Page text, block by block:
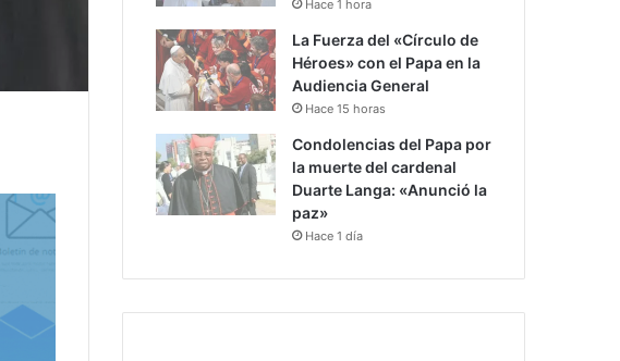
Hace 1 hora
La Fuerza del «Círculo de
Héroes» con el Papa en la
Audiencia General
Hace 15 horas
Condolencias del Papa por
la muerte del cardenal
Duarte Langa: «Anunció la
paz»
Hace 1 día